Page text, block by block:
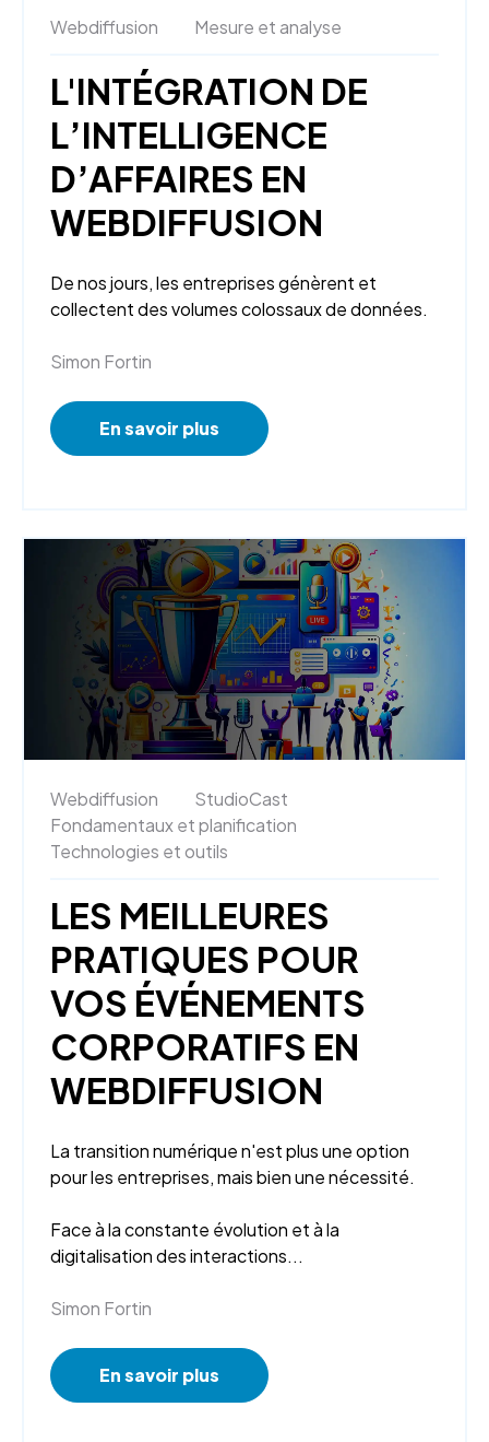
Webdiffusion Mesure et analyse
L'INTÉGRATION DE
L’INTELLIGENCE
D’AFFAIRES EN
WEBDIFFUSION
De nos jours, les entreprises génèrent et
collectent des volumes colossaux de données.
Simon Fortin
En savoir plus
Webdiffusion
StudioCast
Fondamentaux et planification
Technologies et outils
LES MEILLEURES
PRATIQUES POUR
VOS ÉVÉNEMENTS
CORPORATIFS EN
WEBDIFFUSION
La transition numérique n'est plus une option
pour les entreprises, mais bien une nécessité.
Face à la constante évolution et à la
digitalisation des interactions...
Simon Fortin
En savoir plus